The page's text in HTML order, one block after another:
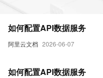
阿里云文档 2026-06-07
如何配置API数据服务
如何配置API数据服务